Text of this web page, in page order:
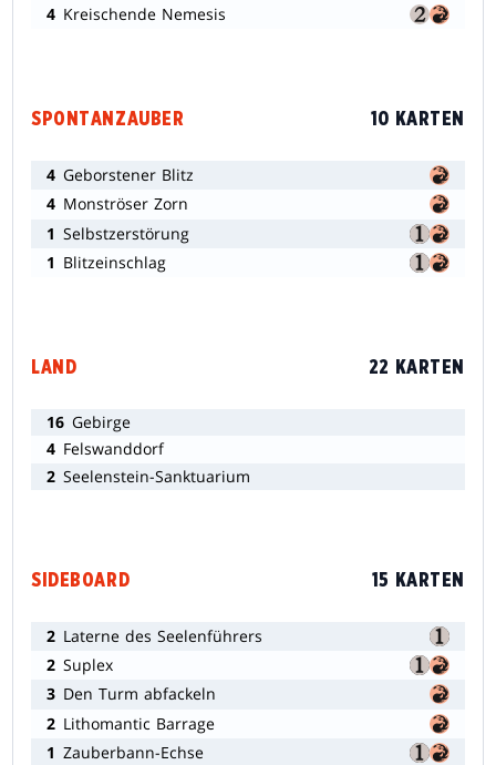
4 Kreischende Nemesis
SPONTANZAUBER 10 KARTEN
4 Geborstener Blitz
4 Monströser Zorn
1 Selbstzerstörung
1 Blitzeinschlag
LAND 22 KARTEN
16 Gebirge
4 Felswanddorf
2 Seelenstein-Sanktuarium
SIDEBOARD 15 KARTEN
2 Laterne des Seelenführers
2 Suplex
3 Den Turm abfackeln
2 Lithomantic Barrage
1 Zauberbann-Echse